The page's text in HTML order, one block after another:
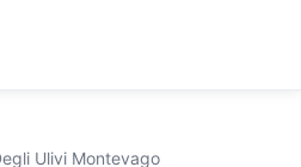
Ulivi Montevago